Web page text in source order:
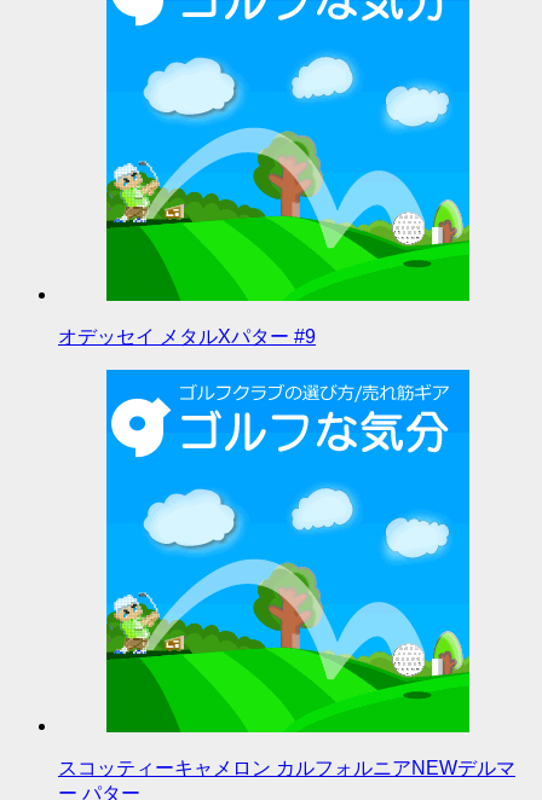
オデッセイ メタルXパター #9
スコッティーキャメロン カルフォルニアNEWデルマ
ー パター